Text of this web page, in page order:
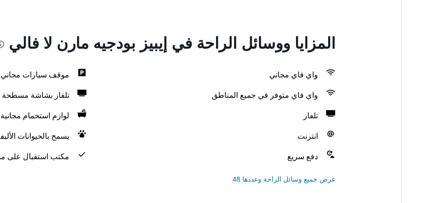
المزايا ووسائل الراحة في إيبيز بودجيه مارن لا فالي
واي فاي مجاني
موقف سيارات مجاني
واي فاي متوفر في جميع المناطق
تلفاز بشاشة مسطحة
تلفاز
لوازم استحمام مجانية
انترنت
يسمح بالحيوانات
دفع سريع
مكتب استقبال على مدار 24
عرض جميع وسائل الراحة وعددها 48